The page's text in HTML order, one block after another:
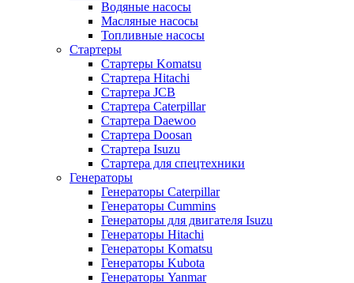
Водяные насосы
Масляные насосы
Топливные насосы
Стартеры
Стартеры Komatsu
Стартера Hitachi
Стартера JCB
Стартера Caterpillar
Стартера Daewoo
Стартера Doosan
Стартера Isuzu
Стартера для спецтехники
Генераторы
Генераторы Caterpillar
Генераторы Cummins
Генераторы для двигателя Isuzu
Генераторы Hitachi
Генераторы Komatsu
Генераторы Kubota
Генераторы Yanmar